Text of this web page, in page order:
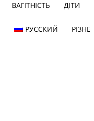
ВАГІТНІСТЬ ДІТИ
РУССКИЙ РІЗНЕ